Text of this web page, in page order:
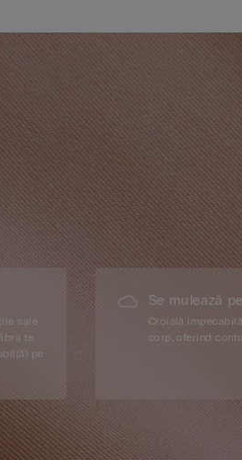
sale
te
pe
Se mulează
Croială
corp, oferind